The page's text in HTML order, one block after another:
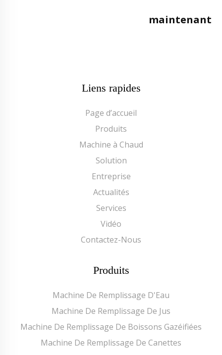
maintenant
Liens rapides
Page d’accueil
Produits
Machine à Chaud
Solution
Entreprise
Actualités
Services
Vidéo
Contactez-Nous
Produits
Machine De Remplissage D'Eau
Machine De Remplissage De Jus
Machine De Remplissage De Boissons Gazéifiées
Machine De Remplissage De Canettes